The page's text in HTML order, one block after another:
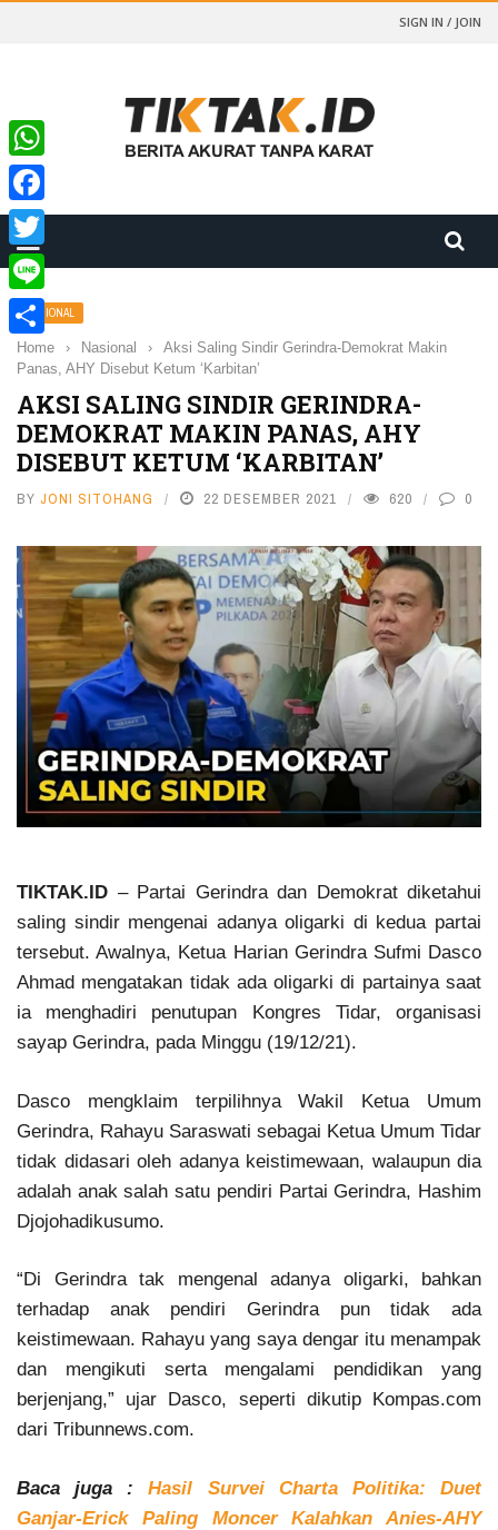
SIGN IN / JOIN
NASIONAL
Home › Nasional ›
Aksi Saling Sindir Gerindra-Demokrat Makin
Panas, AHY Disebut Ketum ‘Karbitan’
AKSI SALING SINDIR GERINDRA-
DEMOKRAT MAKIN PANAS, AHY
DISEBUT KETUM ‘KARBITAN’
BY JONI SITOHANG 22 DESEMBER 2021 620 0
TIKTAK.ID – Partai Gerindra dan Demokrat diketahui
saling sindir mengenai adanya oligarki di kedua partai
tersebut. Awalnya, Ketua Harian Gerindra Sufmi Dasco
Ahmad mengatakan tidak ada oligarki di partainya saat
ia menghadiri penutupan Kongres Tidar, organisasi
sayap Gerindra, pada Minggu (19/12/21).
Dasco mengklaim terpilihnya Wakil Ketua Umum
Gerindra, Rahayu Saraswati sebagai Ketua Umum Tidar
tidak didasari oleh adanya keistimewaan, walaupun dia
adalah anak salah satu pendiri Partai Gerindra, Hashim
Djojohadikusumo.
“Di Gerindra tak mengenal adanya oligarki, bahkan
terhadap anak pendiri Gerindra pun tidak ada
keistimewaan. Rahayu yang saya dengar itu menampak
dan mengikuti serta mengalami pendidikan yang
berjenjang,” ujar Dasco, seperti dikutip Kompas.com
dari Tribunnews.com.
Baca juga :Hasil Survei Charta Politika: Duet
Ganjar-Erick Paling Moncer Kalahkan Anies-AHY
WhatsApp
Facebook
Twitter
Line
Share